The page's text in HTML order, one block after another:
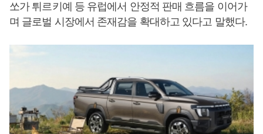
쏘가 튀르키예 등 유럽에서 안정적 판매 흐름을 이어가
며 글로벌 시장에서 존재감을 확대하고 있다고 말했다.